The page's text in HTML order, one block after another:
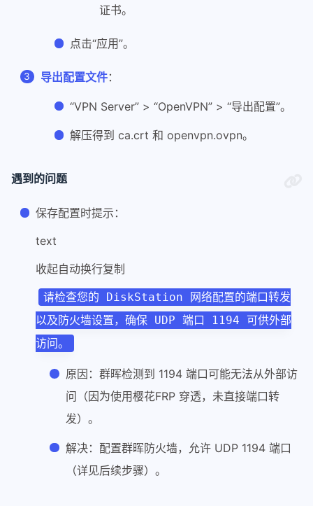
证书。
点击“应用”。
导出配置文件：
“VPN Server” > “OpenVPN” > “导出配置”。
解压得到 ca.crt 和 openvpn.ovpn。
遇到的问题
保存配置时提示：
text
收起自动换行复制
请检查您的 DiskStation 网络配置的端口转发
以及防火墙设置，确保 UDP 端口 1194 可供外部
访问。
原因：群晖检测到 1194 端口可能无法从外部访
问（因为使用樱花FRP 穿透，未直接端口转
发）。
解决：配置群晖防火墙，允许 UDP 1194 端口
（详见后续步骤）。